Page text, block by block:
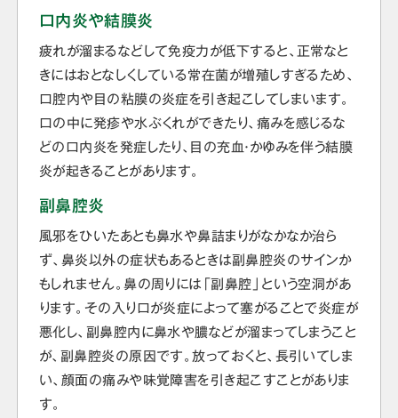
口内炎や結膜炎
疲れが溜まるなどして免疫力が低下すると、正常なと
きにはおとなしくしている常在菌が増殖しすぎるため、
口腔内や目の粘膜の炎症を引き起こしてしまいます。
口の中に発疹や水ぶくれができたり、痛みを感じるな
どの口内炎を発症したり、目の充血・かゆみを伴う結膜
炎が起きることがあります。
副鼻腔炎
風邪をひいたあとも鼻水や鼻詰まりがなかなか治ら
ず、鼻炎以外の症状もあるときは副鼻腔炎のサインか
もしれません。鼻の周りには「副鼻腔」という空洞があ
ります。その入り口が炎症によって塞がることで炎症が
悪化し、副鼻腔内に鼻水や膿などが溜まってしまうこと
が、副鼻腔炎の原因です。放っておくと、長引いてしま
い、顔面の痛みや味覚障害を引き起こすことがありま
す。